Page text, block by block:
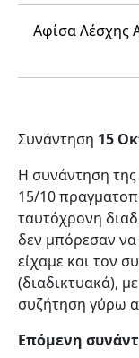
Αφίσα Λέσχης
Συνάντηση 15
Η συνάντηση
15/10
ταυτόχρονη
δεν μπόρεσαν
είχαμε και τον
(διαδικτυακά),
συζήτηση γύρω
Επόμενη